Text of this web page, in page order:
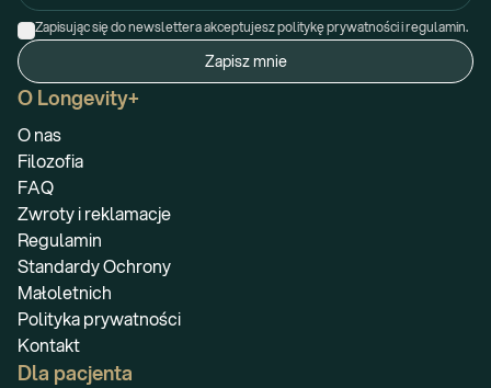
O Longevity+
O nas
Filozofia
FAQ
Zwroty i reklamacje
Regulamin
Standardy Ochrony
Małoletnich
Polityka prywatności
Kontakt
Dla pacjenta
Zapisując się do newslettera akceptujesz politykę prywatności i regulamin.
Zapisz mnie